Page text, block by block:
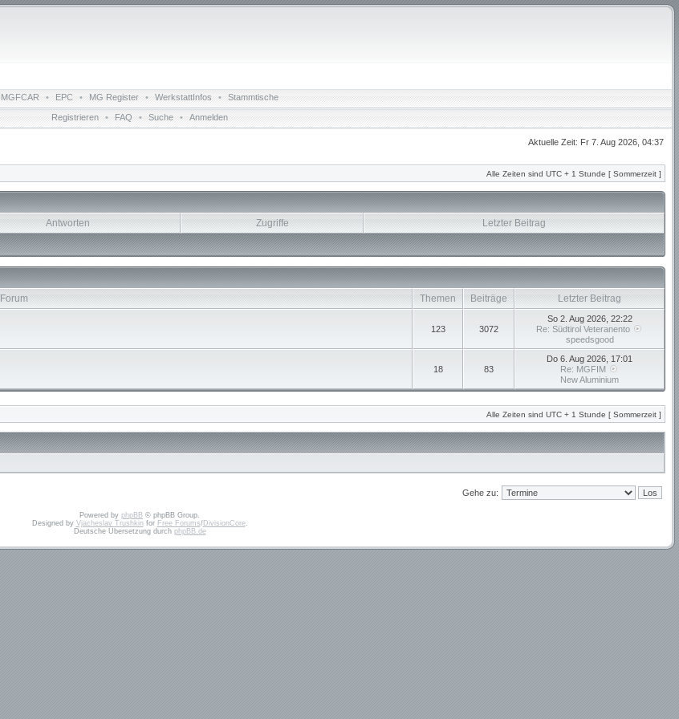
MGFCAR • EPC • MG Register • WerkstattInfos • Stammtische
Registrieren • FAQ • Suche • Anmelden
Aktuelle Zeit: Fr 7. Aug 2026, 04:37
Alle Zeiten sind UTC + 1 Stunde [ Sommerzeit ]
Antworten Zugriffe Letzter Beitrag
Forum
Themen Beiträge Letzter Beitrag
123 3072
So 2. Aug 2026, 22:22
Re: Südtirol Veteranento
speedsgood
18 83
Do 6. Aug 2026, 17:01
Re: MGFIM
New Aluminium
Alle Zeiten sind UTC + 1 Stunde [ Sommerzeit ]
Gehe zu:
Powered by phpBB © phpBB Group.
Designed by Vjacheslav Trushkinfor Free Forums/DivisionCore.
Deutsche Übersetzung durch phpBB.de